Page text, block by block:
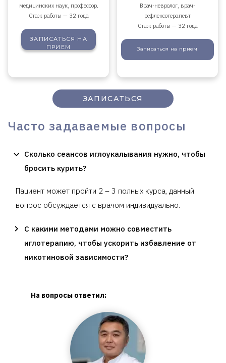
медицинских наук, профессор.
Стаж работы — 32 года
ЗАПИСАТЬСЯ НА
ПРИЕМ
Врач-невролог, врач-
рефлексотерапевт
Стаж работы — 32 года
Записаться на прием
ЗАПИСАТЬСЯ
Часто задаваемые вопросы
Сколько сеансов иглоукалывания нужно, чтобы
бросить курить?
Пациент может пройти 2 – 3 полных курса, данный
вопрос обсуждается с врачом индивидуально.
С какими методами можно совместить
иглотерапию, чтобы ускорить избавление от
никотиновой зависимости?
На вопросы ответил: